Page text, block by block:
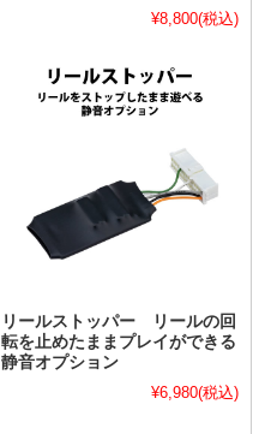
¥8,800(税込)
リールストッパー リールの回
転を止めたままプレイができる
静音オプション
¥6,980(税込)